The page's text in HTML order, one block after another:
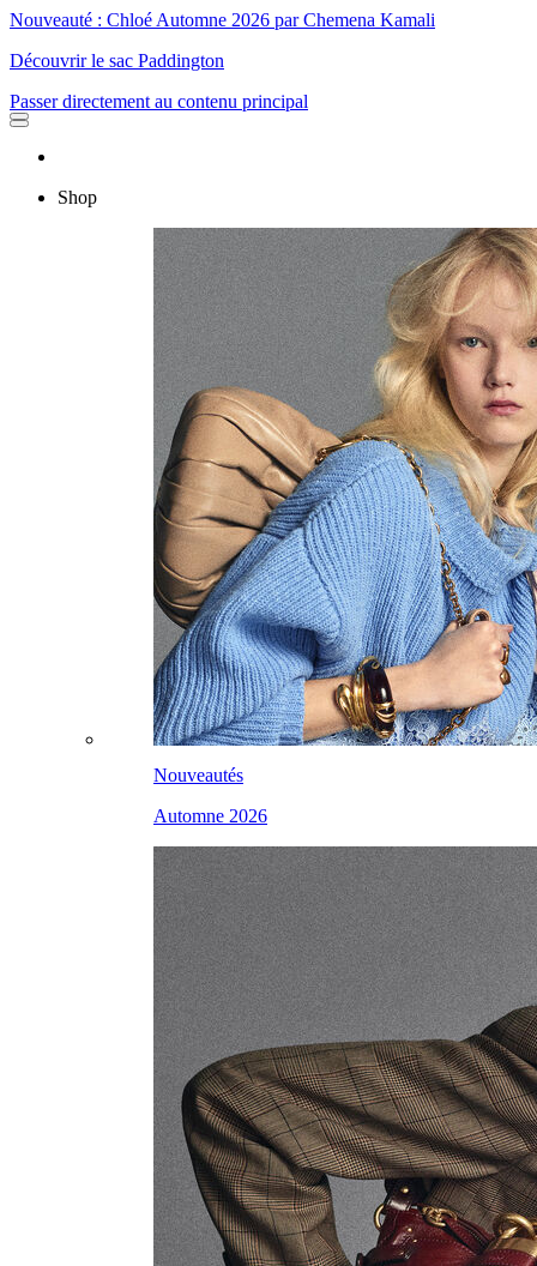
Nouveauté : Chloé Automne 2026 par Chemena Kamali
Découvrir le sac Paddington
Passer directement au contenu principal
Shop
Nouveautés
Automne 2026